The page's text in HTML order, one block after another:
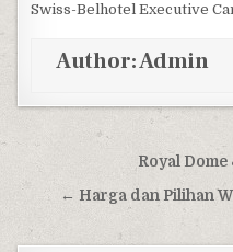
Swiss-Belhotel Executive
Author:Admin
Post navigation
Royal
← Harga dan Pilihan